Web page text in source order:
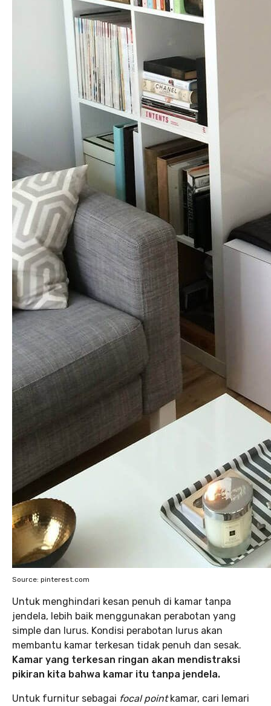
Source: pinterest.com
Untuk menghindari kesan penuh di kamar tanpa
jendela, lebih baik menggunakan perabotan yang
simple dan lurus. Kondisi perabotan lurus akan
membantu kamar terkesan tidak penuh dan sesak.
Kamar yang terkesan ringan akan mendistraksi
pikiran kita bahwa kamar itu tanpa jendela.
Untuk furnitur sebagai focal pointkamar, cari lemari